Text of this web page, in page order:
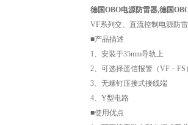
德国OBO电源防雷器,德国
VF系列交、直流控制电源防
■产品描述
1、安装于35mm导轨上
2、可选择遥信报警（VF－FS
3、无螺钉压接式接线端
4、Y型电路
■使用优点